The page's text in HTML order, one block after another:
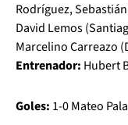
Rodríguez,
David Lemos
Marcelino Carreazo
Entrenador: Hubert
Goles: 1-0 Mateo